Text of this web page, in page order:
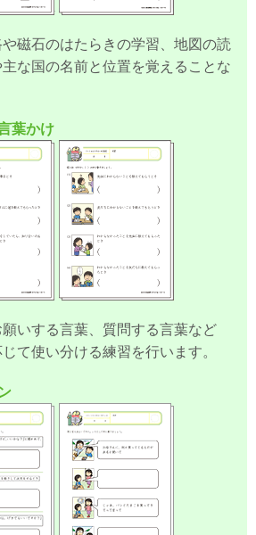
磁石のはたらきの学習、地図の読
な国の名前と位置を覚えることな
葉かけ
いする言葉、質問する言葉など
て使い分ける練習を行います。